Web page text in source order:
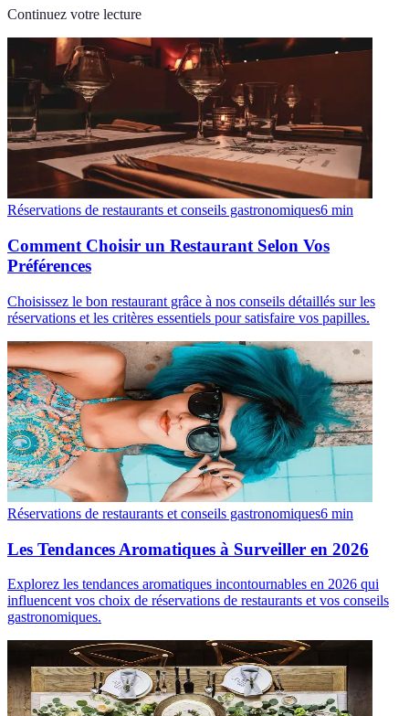
Continuez votre lecture
Réservations de restaurants et conseils gastronomiques6 min
Comment Choisir un Restaurant Selon Vos
Préférences
Choisissez le bon restaurant grâce à nos conseils détaillés sur les
réservations et les critères essentiels pour satisfaire vos papilles.
Réservations de restaurants et conseils gastronomiques6 min
Les Tendances Aromatiques à Surveiller en 2026
Explorez les tendances aromatiques incontournables en 2026 qui
influencent vos choix de réservations de restaurants et vos conseils
gastronomiques.